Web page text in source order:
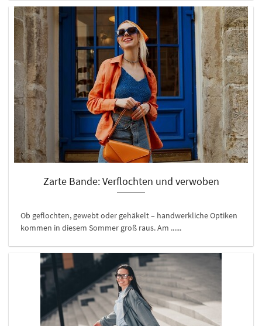
Zarte Bande: Verflochten und verwoben
Ob geflochten, gewebt oder gehäkelt – handwerkliche Optiken
kommen in diesem Sommer groß raus. Am ......